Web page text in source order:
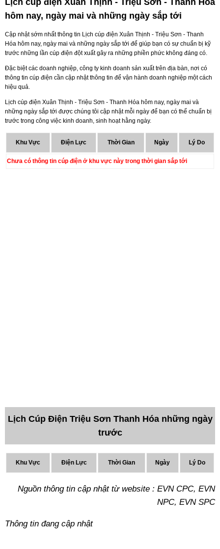
Lịch cúp điện Xuân Thịnh - Triệu Sơn - Thanh Hóa
hôm nay, ngày mai và những ngày sắp tới
Cập nhật sớm nhất thông tin Lịch cúp điện Xuân Thịnh - Triệu Sơn - Thanh
Hóa hôm nay, ngày mai và những ngày sắp tới để giúp bạn có sự chuẩn bị kỹ
trước những lần cúp điện đột xuất gây ra những phiền phức không đáng có.
Đặc biệt các doanh nghiệp, công ty kinh doanh sản xuất trên địa bàn, nơi có
thông tin cúp điện cần cập nhật thông tin để vận hành doanh nghiệp một cách
hiệu quả.
Lịch cúp điện Xuân Thịnh - Triệu Sơn - Thanh Hóa hôm nay, ngày mai và
những ngày sắp tới được chúng tôi cập nhật mỗi ngày để bạn có thể chuẩn bị
trước trong công việc kinh doanh, sinh hoạt hằng ngày.
Khu Vực Điện Lực Thời Gian Ngày Lý Do
Chưa có thông tin cúp điện ở khu vực này trong thời gian sắp tới
Lịch Cúp Điện Triệu Sơn Thanh Hóa những ngày
trước
Khu Vực Điện Lực Thời Gian Ngày Lý Do
Nguồn thông tin cập nhật từ website : EVN CPC, EVN
NPC, EVN SPC
Thông tin đang cập nhật